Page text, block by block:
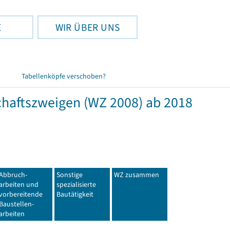
WIR ÜBER UNS
Tabellenköpfe verschoben?
(WZ 2008) ab 2018
und
Baustellen-
Sonstige
spezialisierte
Bautätigkeit
WZ zusammen